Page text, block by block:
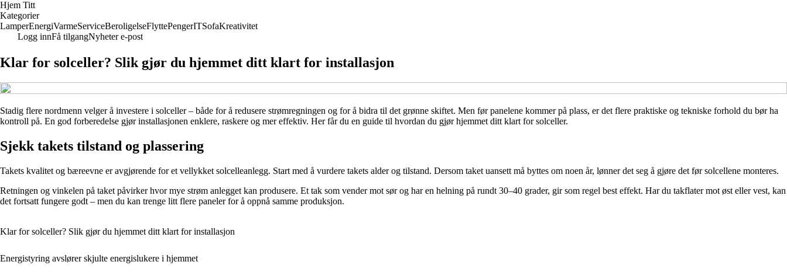
Hjem Titt
Kategorier
LamperEnergiVarmeServiceBeroligelseFlyttePengerITSofaKreativitet
Logg innFå tilgangNyheter e-post
Klar for solceller? Slik gjør du hjemmet ditt klart for installasjon
Stadig flere nordmenn velger å investere i solceller – både for å redusere strømregningen og for å bidra til det grønne skiftet. Men før panelene kommer på plass, er det flere praktiske og tekniske forhold du bør ha
kontroll på. En god forberedelse gjør installasjonen enklere, raskere og mer effektiv. Her får du en guide til hvordan du gjør hjemmet ditt klart for solceller.
Sjekk takets tilstand og plassering
Takets kvalitet og bæreevne er avgjørende for et vellykket solcelleanlegg. Start med å vurdere takets alder og tilstand. Dersom taket uansett må byttes om noen år, lønner det seg å gjøre det før solcellene monteres.
Retningen og vinkelen på taket påvirker hvor mye strøm anlegget kan produsere. Et tak som vender mot sør og har en helning på rundt 30–40 grader, gir som regel best effekt. Har du takflater mot øst eller vest, kan
det fortsatt fungere godt – men du kan trenge litt flere paneler for å oppnå samme produksjon.
Klar for solceller? Slik gjør du hjemmet ditt klart for installasjon
Energistyring avslører skjulte energislukere i hjemmet